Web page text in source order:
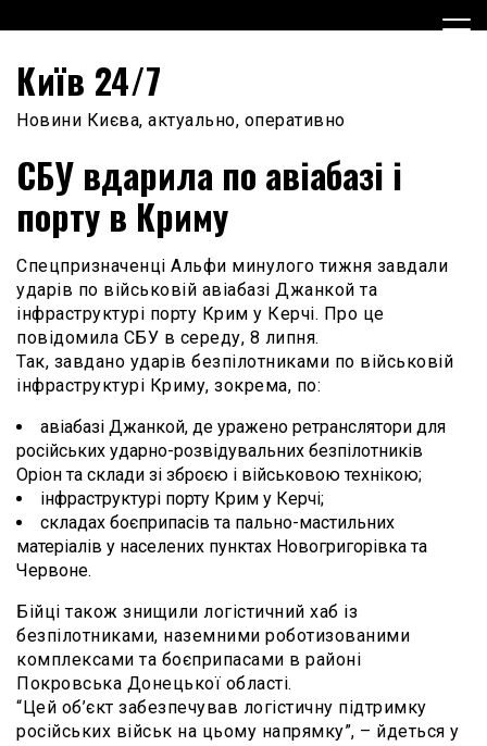
to
Київ 24/7
Новини Києва, актуально, оперативно
СБУ вдарила по авіабазі і
порту в Криму
Спецпризначенці Альфи минулого тижня завдали
ударів по військовій авіабазі Джанкой та
інфраструктурі порту Крим у Керчі. Про це
повідомила СБУ в середу, 8 липня.
Так, завдано ударів безпілотниками по військовій
інфраструктурі Криму, зокрема, по:
авіабазі Джанкой, де уражено ретранслятори для
російських ударно-розвідувальних безпілотників
Оріон та склади зі зброєю і військовою технікою;
інфраструктурі порту Крим у Керчі;
складах боєприпасів та пально-мастильних
матеріалів у населених пунктах Новогригорівка та
Червоне.
Бійці також знищили логістичний хаб із
безпілотниками, наземними роботизованими
комплексами та боєприпасами в районі
Покровська Донецької області.
“Цей об’єкт забезпечував логістичну підтримку
російських військ на цьому напрямку”, – йдеться у